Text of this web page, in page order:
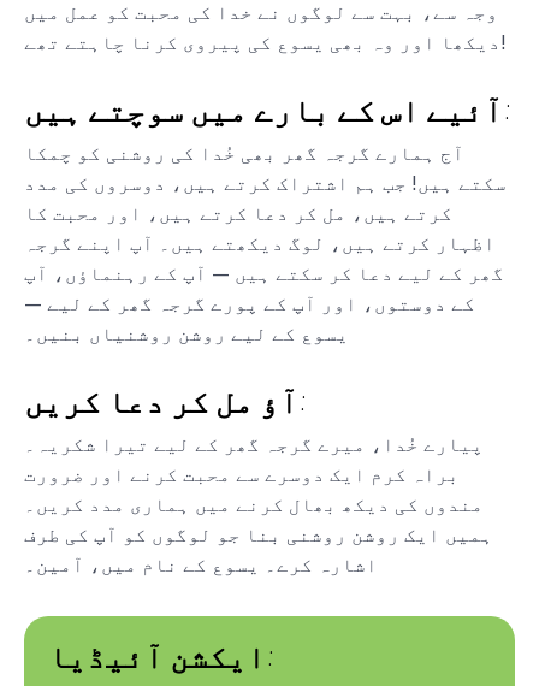
وجہ سے، بہت سے لوگوں نے خدا کی محبت کو عمل میں
دیکھا اور وہ بھی یسوع کی پیروی کرنا چاہتے تھے!
آئیے اس کے بارے میں سوچتے ہیں:
آج ہمارے گرجہ گھر بھی خُدا کی روشنی کو چمکا
سکتے ہیں! جب ہم اشتراک کرتے ہیں، دوسروں کی مدد
کرتے ہیں، مل کر دعا کرتے ہیں، اور محبت کا
اظہار کرتے ہیں، لوگ دیکھتے ہیں۔ آپ اپنے گرجہ
گھر کے لیے دعا کر سکتے ہیں — آپ کے رہنماؤں، آپ
کے دوستوں، اور آپ کے پورے گرجہ گھر کے لیے —
یسوع کے لیے روشن روشنیاں بنیں۔
آؤ مل کر دعا کریں:
پیارے خُدا، میرے گرجہ گھر کے لیے تیرا شکریہ۔
براہ کرم ایک دوسرے سے محبت کرنے اور ضرورت
مندوں کی دیکھ بھال کرنے میں ہماری مدد کریں۔
ہمیں ایک روشن روشنی بنا جو لوگوں کو آپ کی طرف
اشارہ کرے۔ یسوع کے نام میں، آمین۔
ایکشن آئیڈیا: